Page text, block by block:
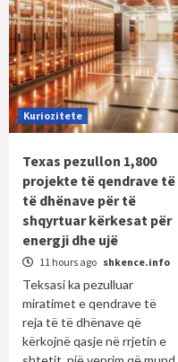
Kuriozitete
Texas pezullon 1,800
projekte të qendrave të
të dhënave për të
shqyrtuar kërkesat për
energji dhe ujë
11 hours ago shkence.info
Teksasi ka pezulluar
miratimet e qendrave të
reja të të dhënave që
kërkojnë qasje në rrjetin e